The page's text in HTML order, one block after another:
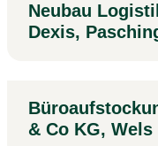
Neubau
Dexis,
& Co KG, Wels